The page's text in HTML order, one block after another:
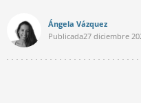
Ángela Vázquez
Publicada27 diciembre